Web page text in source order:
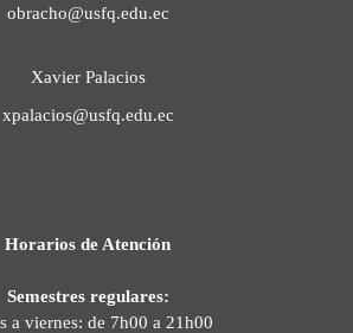
obracho@usfq.edu.ec
Xavier Palacios
xpalacios@usfq.edu.ec
Horarios de Atención
Semestres regulares:
a viernes: de 7h00 a 21h00